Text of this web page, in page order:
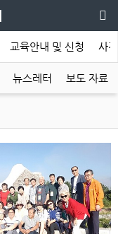
교육안내 및 신청 사
뉴스레터 보도 자료